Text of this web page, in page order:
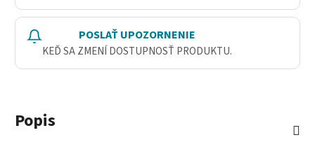
POSLAŤ UPOZORNENIE
KEĎ SA ZMENÍ DOSTUPNOSŤ PRODUKTU.
Popis